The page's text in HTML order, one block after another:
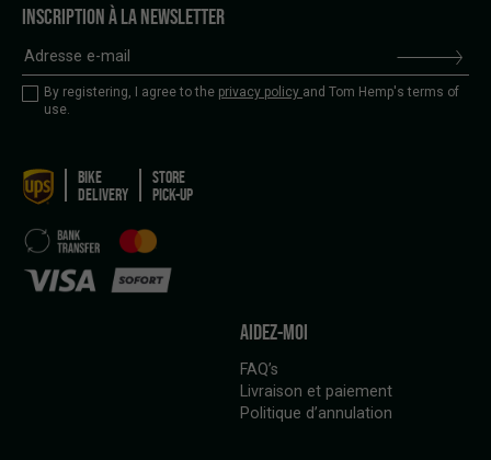
INSCRIPTION À LA NEWSLETTER
By registering, I agree to the privacy policy and Tom Hemp's terms of
use.
BIKE
DELIVERY
STORE
PICK-UP
AIDEZ-MOI
FAQ’s
Livraison et paiement
Politique d’annulation